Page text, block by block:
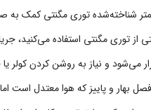
شناخته‌شده توری مگنتی کمک
از توری مگنتی استفاده می‌کنید،
می‌شود و نیاز به روشن کردن کولر
بهار و پاییز که هوا معتدل است